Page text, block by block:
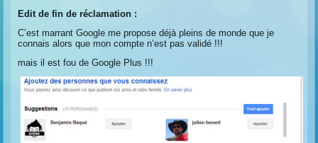
Edit de fin de réclamation :
C’est marrant Google me propose déjà pleins de monde que je
connais alors que mon compte n’est pas validé !!!
mais il est fou de Google Plus !!!